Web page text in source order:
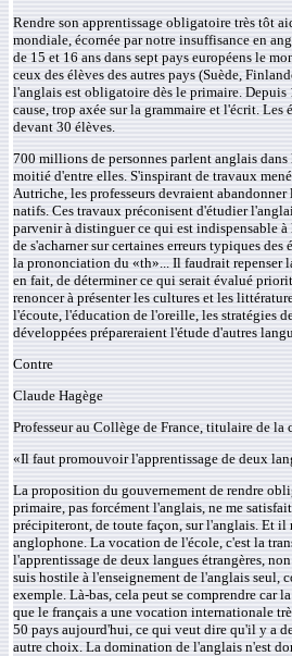
Rendre son apprentissage obligatoire très tôt
mondiale, écornée par notre insuffisance en
de 15 et 16 ans dans sept pays européens le
ceux des élèves des autres pays (Suède,
l'anglais est obligatoire dès le primaire. Depuis
cause, trop axée sur la grammaire et l'écrit. Les
devant 30 élèves.
700 millions de personnes parlent anglais
moitié d'entre elles. S'inspirant de travaux
Autriche, les professeurs devraient
natifs. Ces travaux préconisent d'étudier
parvenir à distinguer ce qui est indispensable
de s'acharner sur certaines erreurs typiques
la prononciation du «th»... Il faudrait repenser
en fait, de déterminer ce qui serait évalué
renoncer à présenter les cultures et les
l'écoute, l'éducation de l'oreille, les stratégies
développées prépareraient l'étude d'autres
Contre
Claude Hagège
Professeur au Collège de France, titulaire de
«Il faut promouvoir l'apprentissage de deux
La proposition du gouvernement de rendre
primaire, pas forcément l'anglais, ne me
précipiteront, de toute façon, sur l'anglais. Et il
anglophone. La vocation de l'école, c'est la
l'apprentissage de deux langues étrangères,
suis hostile à l'enseignement de l'anglais seul,
exemple. Là-bas, cela peut se comprendre car
que le français a une vocation internationale
50 pays aujourd'hui, ce qui veut dire qu'il y a
autre choix. La domination de l'anglais n'est